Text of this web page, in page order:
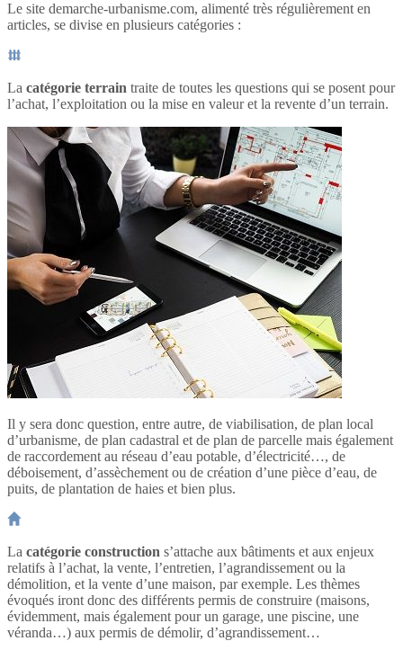
Le site demarche-urbanisme.com, alimenté très régulièrement en
articles, se divise en plusieurs catégories :
La catégorie terrain traite de toutes les questions qui se posent pour
l’achat, l’exploitation ou la mise en valeur et la revente d’un terrain.
Il y sera donc question, entre autre, de viabilisation, de plan local
d’urbanisme, de plan cadastral et de plan de parcelle mais également
de raccordement au réseau d’eau potable, d’électricité…, de
déboisement, d’assèchement ou de création d’une pièce d’eau, de
puits, de plantation de haies et bien plus.
La catégorie construction s’attache aux bâtiments et aux enjeux
relatifs à l’achat, la vente, l’entretien, l’agrandissement ou la
démolition, et la vente d’une maison, par exemple. Les thèmes
évoqués iront donc des différents permis de construire (maisons,
évidemment, mais également pour un garage, une piscine, une
véranda…) aux permis de démolir, d’agrandissement…